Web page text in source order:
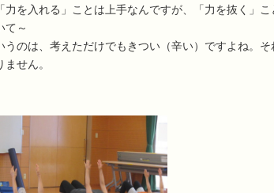
を入れる」ことは上手なんですが、「力を抜く」
て～
のは、考えただけでもきつい（辛い）ですよね。
せん。